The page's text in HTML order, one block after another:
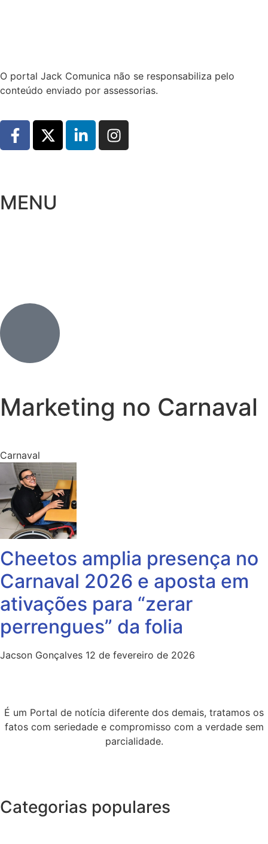
O portal Jack Comunica não se responsabiliza pelo
conteúdo enviado por assessorias.
MENU
Marketing no Carnaval
Carnaval
Cheetos amplia presença no
Carnaval 2026 e aposta em
ativações para “zerar
perrengues” da folia
Jacson Gonçalves 12 de fevereiro de 2026
É um Portal de notícia diferente dos demais, tratamos os
fatos com seriedade e compromisso com a verdade sem
parcialidade.
Categorias populares